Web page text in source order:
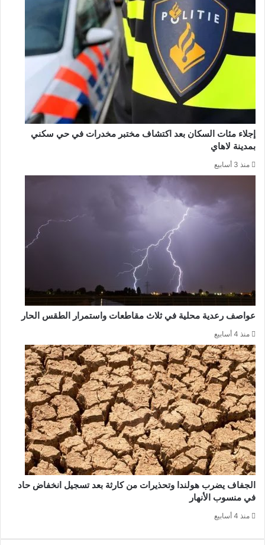
إجلاء مئات السكان بعد اكتشاف مختبر مخدرات في حي سكني
بمدينة لاهاي
منذ 3 أسابيع
عواصف رعدية محلية في ثلاث مقاطعات واستمرار الطقس الحار
منذ 4 أسابيع
الجفاف يضرب هولندا وتحذيرات من كارثة بعد تسجيل انخفاض حاد
في منسوب الأنهار
منذ 4 أسابيع